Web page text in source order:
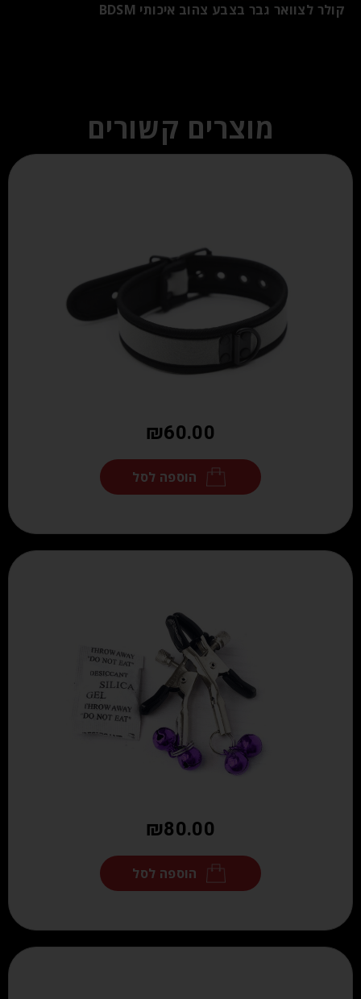
קולר לצוואר גבר בצבע צהוב איכותי BDSM
מוצרים קשורים
₪60.00
הוספה לסל
₪80.00
הוספה לסל